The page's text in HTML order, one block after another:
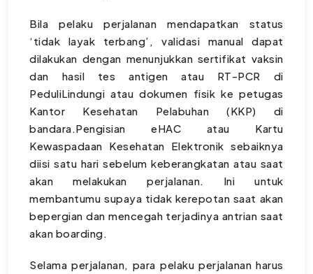
Bila pelaku perjalanan mendapatkan status
‘tidak layak terbang’, validasi manual dapat
dilakukan dengan menunjukkan sertifikat vaksin
dan hasil tes antigen atau RT-PCR di
PeduliLindungi atau dokumen fisik ke petugas
Kantor Kesehatan Pelabuhan (KKP) di
bandara.Pengisian eHAC atau Kartu
Kewaspadaan Kesehatan Elektronik sebaiknya
diisi satu hari sebelum keberangkatan atau saat
akan melakukan perjalanan. Ini untuk
membantumu supaya tidak kerepotan saat akan
bepergian dan mencegah terjadinya antrian saat
akan boarding.
Selama perjalanan, para pelaku perjalanan harus